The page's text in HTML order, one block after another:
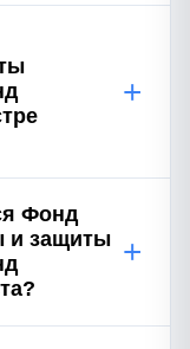
+
Фонд
и защиты +